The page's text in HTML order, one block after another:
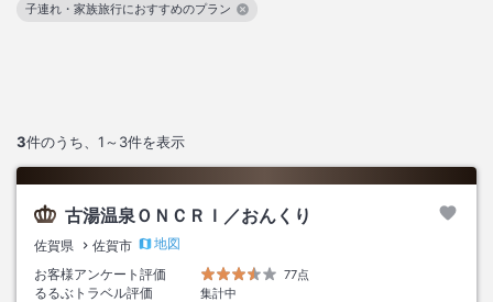
3件のうち、 1～3件を表示
子連れ・家族旅行におすすめのプラン
この絞り込み条件を解除
古湯温泉ＯＮＣＲＩ／おんくり
佐賀県 佐賀市
地図
お客様アンケート評価
77点
るるぶトラベル評価
集計中